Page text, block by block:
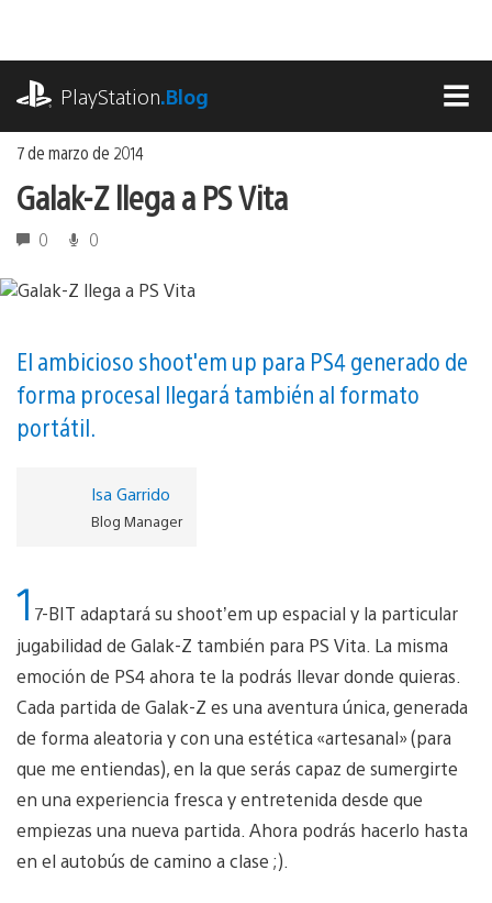
contenido
PlayStation.Blog
7 de marzo de 2014
Galak-Z llega a PS Vita
0 0
El ambicioso shoot'em up para PS4 generado de
forma procesal llegará también al formato
portátil.
Isa Garrido
Blog Manager
1 7-BIT adaptará su shoot’em up espacial y la particular
jugabilidad de Galak-Z también para PS Vita. La misma
emoción de PS4 ahora te la podrás llevar donde quieras.
Cada partida de Galak-Z es una aventura única, generada
de forma aleatoria y con una estética «artesanal» (para
que me entiendas), en la que serás capaz de sumergirte
en una experiencia fresca y entretenida desde que
empiezas una nueva partida. Ahora podrás hacerlo hasta
en el autobús de camino a clase ;).